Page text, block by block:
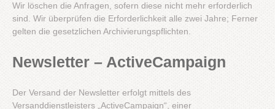
Wir löschen die Anfragen, sofern diese nicht mehr erforderlich
sind. Wir überprüfen die Erforderlichkeit alle zwei Jahre; Ferner
gelten die gesetzlichen Archivierungspflichten.
Newsletter – ActiveCampaign
Der Versand der Newsletter erfolgt mittels des
Versanddienstleisters „ActiveCampaign“, einer